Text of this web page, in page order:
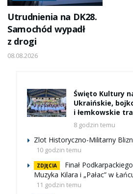
Utrudnienia na DK28.
Samochód wypadł
z drogi
08.08.2026
Święto Kultury
Ukraińskie,
i łemkowskie
8 godzin temu
Zlot Historyczno-Militarny
10 godzin temu
ZDJĘCIA
Finał
Muzyka Kilara i „Pałac” w
11 godzin temu